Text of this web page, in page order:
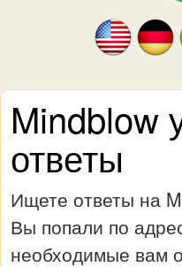
Mindblow
ответы
Ищете ответы на
Вы попали по
необходимые вам